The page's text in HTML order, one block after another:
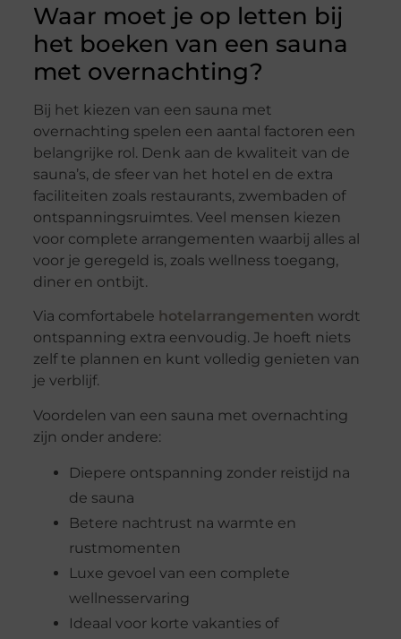
Waar moet je op letten bij
het boeken van een sauna
met overnachting?
Bij het kiezen van een sauna met
overnachting spelen een aantal factoren een
belangrijke rol. Denk aan de kwaliteit van de
sauna’s, de sfeer van het hotel en de extra
faciliteiten zoals restaurants, zwembaden of
ontspanningsruimtes. Veel mensen kiezen
voor complete arrangementen waarbij alles al
voor je geregeld is, zoals wellness toegang,
diner en ontbijt.
Via comfortabele hotelarrangementen wordt
ontspanning extra eenvoudig. Je hoeft niets
zelf te plannen en kunt volledig genieten van
je verblijf.
Voordelen van een sauna met overnachting
zijn onder andere:
Diepere ontspanning zonder reistijd na
de sauna
Betere nachtrust na warmte en
rustmomenten
Luxe gevoel van een complete
wellnesservaring
Ideaal voor korte vakanties of